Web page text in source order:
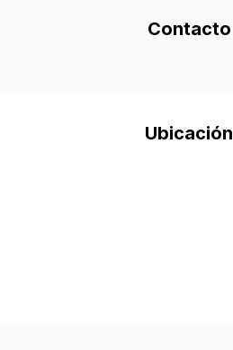
Contacto
Ubicación